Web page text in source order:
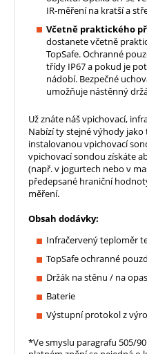
IR-měření na kratší a
Včetně praktického
dostanete včetně
TopSafe. Ochranné
třídy IP67 a pokud je
nádobí. Bezpečné
umožňuje nástěnný
Už znáte náš vpichovací,
Nabízí ty stejné výhody jako
instalovanou vpichovací
vpichovací sondou získáte
(např. v jogurtech nebo v
předepsané hraniční
měření.
Obsah dodávky:
Infračervený teploměr
TopSafe ochranné
Držák na stěnu / na
Baterie
Výstupní protokol z
*Ve smyslu paragrafu 505/